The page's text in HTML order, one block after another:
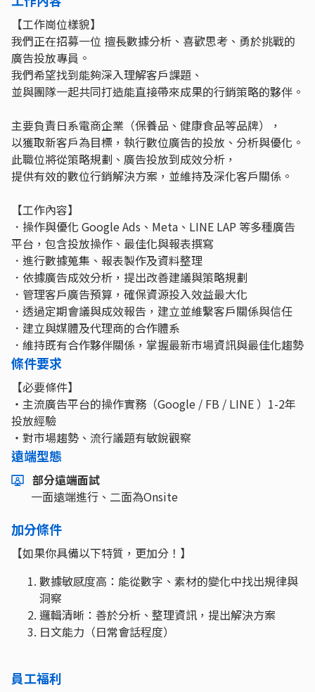
【工作崗位樣貌】
我們正在招募一位 擅長數據分析、喜歡思考、勇於挑戰的
廣告投放專員。
我們希望找到能夠深入理解客戶課題、
並與團隊一起共同打造能直接帶來成果的行銷策略的夥伴。
主要負責日系電商企業（保養品、健康食品等品牌），
以獲取新客戶為目標，執行數位廣告的投放、分析與優化。
此職位將從策略規劃、廣告投放到成效分析，
提供有效的數位行銷解決方案，並維持及深化客戶關係。
【工作內容】
．操作與優化 Google Ads、Meta、LINE LAP 等多種廣告
平台，包含投放操作、最佳化與報表撰寫
．進行數據蒐集、報表製作及資料整理
．依據廣告成效分析，提出改善建議與策略規劃
．管理客戶廣告預算，確保資源投入效益最大化
．透過定期會議與成效報告，建立並維繫客戶關係與信任
．建立與媒體及代理商的合作體系
．維持既有合作夥伴關係，掌握最新市場資訊與最佳化趨勢
條件要求
【必要條件】
・主流廣告平台的操作實務（Google / FB / LINE ）1-2年
投放經驗
・對市場趨勢、流行議題有敏銳觀察
遠端型態
部分遠端面試
一面遠端進行、二面為Onsite
加分條件
【如果你具備以下特質，更加分！】
數據敏感度高：能從數字、素材的變化中找出規律與
洞察
邏輯清晰：善於分析、整理資訊，提出解決方案
日文能力（日常會話程度）
員工福利